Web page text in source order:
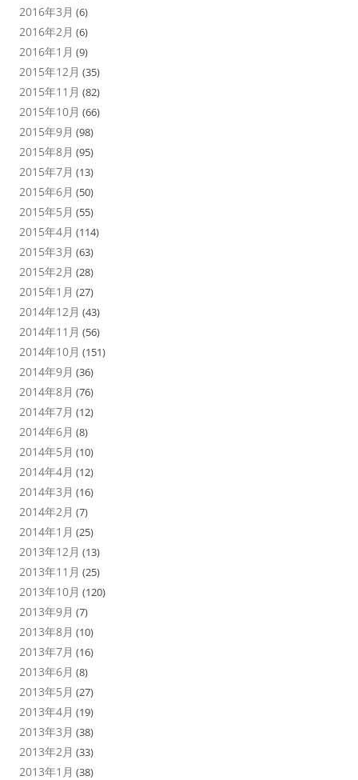
2016年3月 (6)
2016年2月 (6)
2016年1月 (9)
2015年12月 (35)
2015年11月 (82)
2015年10月 (66)
2015年9月 (98)
2015年8月 (95)
2015年7月 (13)
2015年6月 (50)
2015年5月 (55)
2015年4月 (114)
2015年3月 (63)
2015年2月 (28)
2015年1月 (27)
2014年12月 (43)
2014年11月 (56)
2014年10月 (151)
2014年9月 (36)
2014年8月 (76)
2014年7月 (12)
2014年6月 (8)
2014年5月 (10)
2014年4月 (12)
2014年3月 (16)
2014年2月 (7)
2014年1月 (25)
2013年12月 (13)
2013年11月 (25)
2013年10月 (120)
2013年9月 (7)
2013年8月 (10)
2013年7月 (16)
2013年6月 (8)
2013年5月 (27)
2013年4月 (19)
2013年3月 (38)
2013年2月 (33)
2013年1月 (38)